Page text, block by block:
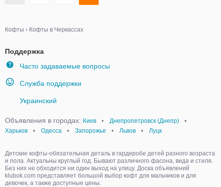
Кофты › Кофты в Черкассах
Поддержка
Часто задаваемые вопросы
Служба поддержки
Украинский
Объявления в городах: Киев • Днепропетровск (Днепр)
•
Харьков
• Одесса • Запорожье • Львов • Луцк
Детские кофты-обязательная деталь в гардеробе детей разного возраста
и пола. Актуальны круглый год. Бывают различного фасона, вида и стиля.
Без них не обходится ни один выход на улицу. Доска объявлений
klubok.com представляет большой выбор кофт для мальчиков и для
девочек, а также доступные цены.